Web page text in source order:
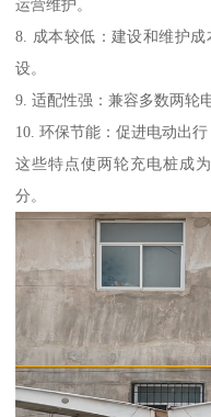
运营维护。
8. 成本较低：建设和维护
设。
9. 适配性强：兼容多数两轮
10. 环保节能：促进电动出
这些特点使两轮充电桩成
分。